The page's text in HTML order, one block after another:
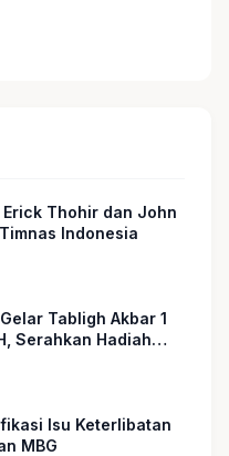
Thohir dan John
Indonesia
Tabligh Akbar 1
Serahkan Hadiah
Ngaji dan Imam
Isu Keterlibatan
MBG